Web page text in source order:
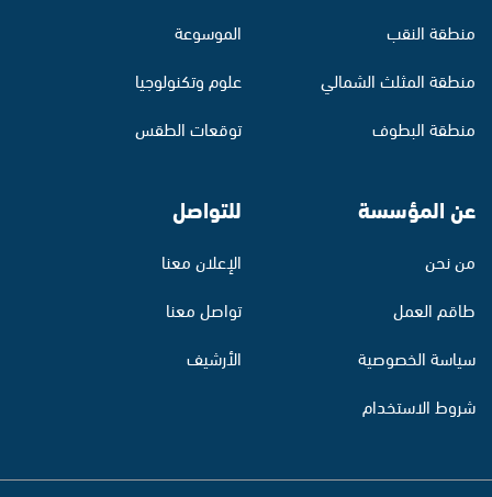
منطقة النقب
منطقة المثلث الشمالي
منطقة البطوف
الموسوعة
علوم وتكنولوجيا
توقعات الطقس
عن المؤسسة
من نحن
طاقم العمل
سياسة الخصوصية
شروط الاستخدام
للتواصل
الإعلان معنا
تواصل معنا
الأرشيف